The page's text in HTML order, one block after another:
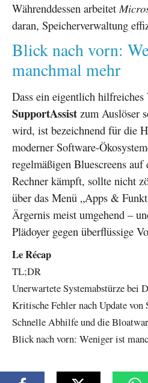
Währenddessen arbeitet
daran, Speicherverwaltung
Blick nach vorn:
manchmal mehr
Dass ein eigentlich
SupportAssist zum Auslöser
wird, ist bezeichnend für die
moderner Software-
regelmäßigen Bluescreens auf
Rechner kämpft, sollte nicht
über das Menü „Apps &
Ärgernis meist umgehend –
Plädoyer gegen überflüssige
Le Récap
TL;DR
Unerwartete Systemabstürze bei
Kritische Fehler nach Update von
Schnelle Abhilfe und die
Blick nach vorn: Weniger ist